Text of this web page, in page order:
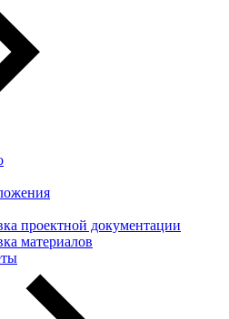
проектной документации
материалов